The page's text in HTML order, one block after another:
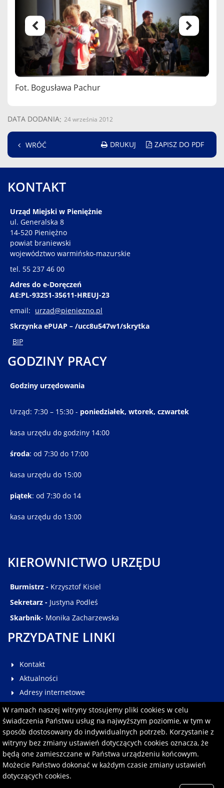
W ramach naszej witryny stosujemy pliki cookies w celu
świadczenia Państwu usług na najwyższym poziomie, w tym w
sposób dostosowany do indywidualnych potrzeb. Korzystanie z
witryny bez zmiany ustawień dotyczących cookies oznacza, że
będą one zamieszczane w Państwa urządzeniu końcowym.
Możecie Państwo dokonać w każdym czasie zmiany ustawień
dotyczących cookies.
Fot. Bogusława Pachur
DATA DODANIA 24 września 2012
WRÓĆ DRUKUJ ZAPISZ DO PDF
KONTAKT
Urząd Miejski w Pieniężnie
ul. Generalska 8
14-520 Pieniężno
powiat braniewski
województwo warmińsko-mazurskie
tel. 55 237 46 00
Adres do e-Doręczeń
AE:PL-93251-35611-HREUJ-23
email: urzad@pieniezno.pl
Skrzynka ePUAP – /ucc8u547w1/skrytka
BIP
GODZINY PRACY
Godziny urzędowania
Urząd: 7:30 – 15:30 - poniedziałek, wtorek, czwartek
kasa urzędu do godziny 14:00
środa: od 7:30 do 17:00
kasa urzędu do 15:00
piątek: od 7:30 do 14
kasa urzędu do 13:00
KIEROWNICTWO URZĘDU
Burmistrz - Krzysztof Kisiel
Sekretarz - Justyna Podleś
Skarbnik- Monika Zacharzewska
PRZYDATNE LINKI
Kontakt
Aktualności
Adresy internetowe
Galeria
Multimedia
Pomoc
Redakcja serwisu
Formularz kontaktowy
Polityka prywatności